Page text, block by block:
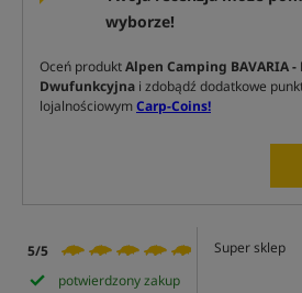
wyborze!
Oceń produktAlpen Camping BAVARIA
Dwufunkcyjna i zdobądź dodatkowe
lojalnościowymCarp-Coins!
5/5
potwierdzony zakup
Super sklep